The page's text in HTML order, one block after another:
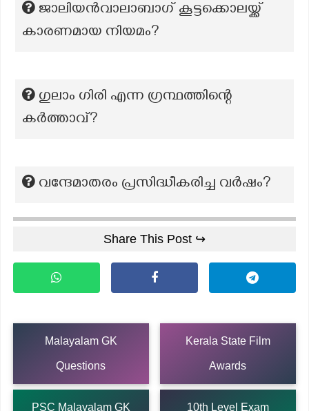
ജാലിയൻവാലാബാഗ് കൂട്ടക്കൊലയ്ക്ക്
കാരണമായ നിയമം?
ഗുലാം ഗിരി എന്ന ഗ്രന്ഥത്തിന്റെ
കർത്താവ്?
വന്ദേമാതരം പ്രസിദ്ധീകരിച്ച വർഷം?
Share This Post ↪
Malayalam GK
Questions
Kerala State Film
Awards
PSC Malayalam GK 10th Level Exam